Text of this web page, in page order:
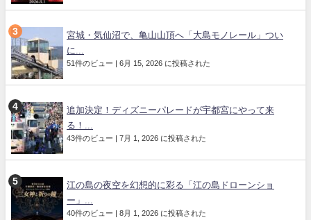
宮城・気仙沼で、亀山山頂へ「大島モノレール」つい
に...
51件のビュー | 6月 15, 2026 に投稿された
追加決定！ディズニーパレードが宇都宮にやって来
る！...
43件のビュー | 7月 1, 2026 に投稿された
江の島の夜空を幻想的に彩る「江の島ドローンショ
ー」...
40件のビュー | 8月 1, 2026 に投稿された